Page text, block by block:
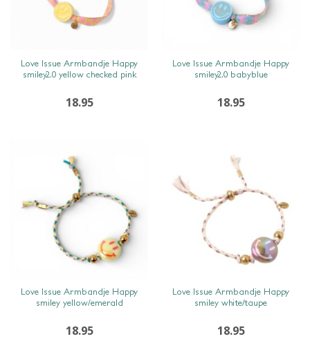
SNEL BEKIJKEN
Love Issue Armbandje Happy
smiley2.0 yellow checked pink
18.95
SNEL BEKIJKEN
Love Issue Armbandje Happy
smiley2.0 babyblue
18.95
SNEL BEKIJKEN
Love Issue Armbandje Happy
smiley yellow/emerald
18.95
SNEL BEKIJKEN
Love Issue Armbandje Happy
smiley white/taupe
18.95